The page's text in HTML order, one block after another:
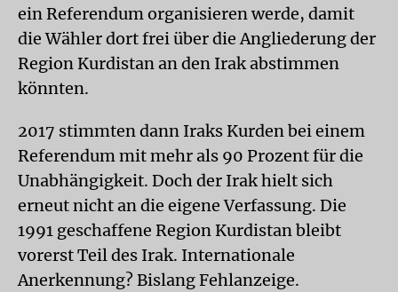
ein Referendum organisieren werde, damit
die Wähler dort frei über die Angliederung der
Region Kurdistan an den Irak abstimmen
könnten.
2017 stimmten dann Iraks Kurden bei einem
Referendum mit mehr als 90 Prozent für die
Unabhängigkeit. Doch der Irak hielt sich
erneut nicht an die eigene Verfassung. Die
1991 geschaffene Region Kurdistan bleibt
vorerst Teil des Irak. Internationale
Anerkennung? Bislang Fehlanzeige.